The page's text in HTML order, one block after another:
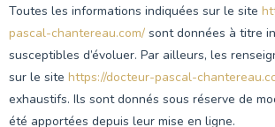
Toutes les informations indiquées sur le site
pascal-chantereau.com/ sont données à titre
susceptibles d’évoluer. Par ailleurs, les
sur le site https://docteur-pascal-
exhaustifs. Ils sont donnés sous réserve de
été apportées depuis leur mise en ligne.